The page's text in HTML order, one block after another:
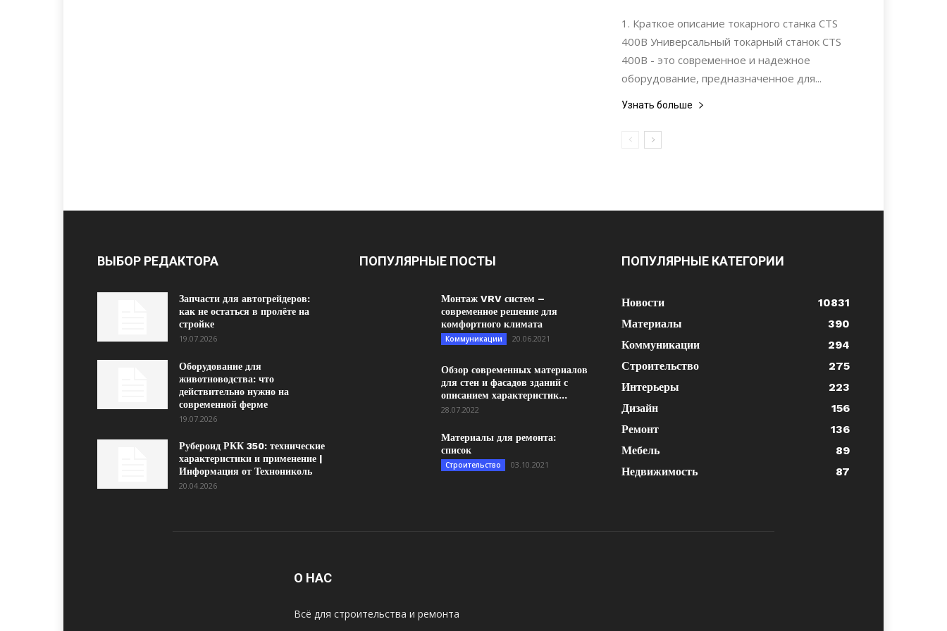
1. Краткое описание токарного станка CTS
400B Универсальный токарный станок CTS
400B - это современное и надежное
оборудование, предназначенное для...
Узнать больше
ВЫБОР РЕДАКТОРА
Запчасти для автогрейдеров:
как не остаться в пролёте на
стройке
19.07.2026
Оборудование для
животноводства: что
действительно нужно на
современной ферме
19.07.2026
Рубероид РКК 350: технические
характеристики и применение |
Информация от Технониколь
20.04.2026
ПОПУЛЯРНЫЕ ПОСТЫ
Монтаж VRV систем –
современное решение для
комфортного климата
Коммуникации 20.06.2021
Обзор современных материалов
для стен и фасадов зданий с
описанием характеристик...
28.07.2022
Материалы для ремонта:
список
Строительство 03.10.2021
ПОПУЛЯРНЫЕ КАТЕГОРИИ
Новости
10831
Материалы
390
Коммуникации
294
Строительство
275
Интерьеры
223
Дизайн
156
Ремонт
136
Мебель
89
Недвижимость
87
О НАС
Всё для строительства и ремонта